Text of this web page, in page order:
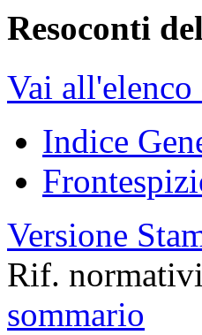
Resoconti
Vai all'elenco
Indice
Versione
Rif. normativi
sommario